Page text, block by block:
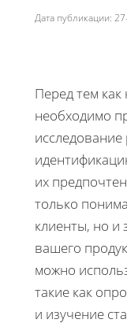
Дата публикации:
Перед тем
необходимо
их
только
клиенты, но и
вашего
можно
такие как
и изучение